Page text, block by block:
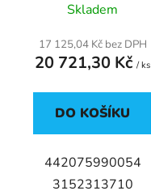
hodnocení
produktu
je
z
Skladem
17 125,04 Kč bez DPH
20 721,30 Kč / ks
DO KOŠÍKU
442075990054
3152313710